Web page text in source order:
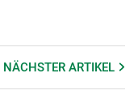
NÄCHSTERARTIKEL